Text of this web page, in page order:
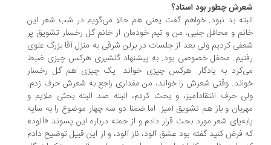
چطور بود استاد؟
بد نبود. خواهم گفت یعنی هم حالا می‌گویم در شب شعر این
و محافل جنبی، من و تیم خودمان از خانم گل رخسار تشویق پر
کردیم ولی بعد از جلسات در برلن شرقی به منزل آقا بزرگ علوی
محفل خصوصی بود. به پیشنهاد گلشیری هرکس چیزی ضبط
به یادگار. هرکس چیزی خواند. یک چیزی هم گل رخسار
وقتی شعرش را خواند، من مقداری راجع به شعرش حرف زدم.
حرف انتقادآمیز، و بحث کردم، البته صد البته بحثی ملایم و
و باز هم تشویق آمیز. اما ضمنا دو سه چهار موضوع را به سایه
شعر مورد بحث قرار دادم و از جمله درباره این پسوند «آلود»
فرض کنید گفته بود عشق آلود، ناز آلود، و از این قبیل توضیح دادم